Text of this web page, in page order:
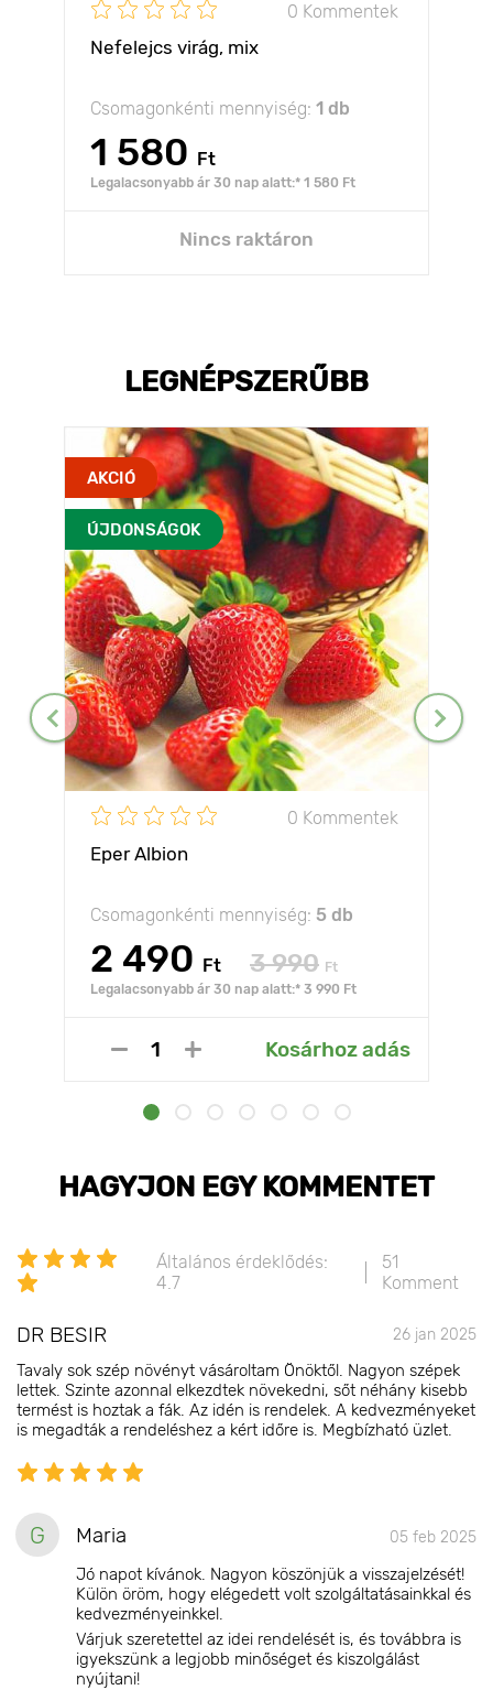
0 Kommentek
Nefelejcs virág, mix
Csomagonkénti mennyiség: 1 db
1 580 Ft
Legalacsonyabb ár 30 nap alatt:* 1 580 Ft
Nincs raktáron
LEGNÉPSZERŰBB
AKCIÓ
ÚJDONSÁGOK
0 Kommentek
Eper Albion
Csomagonkénti mennyiség: 5 db
2 490 Ft 3 990 Ft
Legalacsonyabb ár 30 nap alatt:* 3 990 Ft
Kosárhoz adás
HAGYJON EGY KOMMENTET
Általános érdeklődés:
4.7
51
Komment
DR BESIR 26 jan 2025
Tavaly sok szép növényt vásároltam Önöktől. Nagyon szépek
lettek. Szinte azonnal elkezdtek növekedni, sőt néhány kisebb
termést is hoztak a fák. Az idén is rendelek. A kedvezményeket
is megadták a rendeléshez a kért időre is. Megbízható üzlet.
G Maria 05 feb 2025
Jó napot kívánok. Nagyon köszönjük a visszajelzését!
Külön öröm, hogy elégedett volt szolgáltatásainkkal és
kedvezményeinkkel.
Várjuk szeretettel az idei rendelését is, és továbbra is
igyekszünk a legjobb minőséget és kiszolgálást
nyújtani!